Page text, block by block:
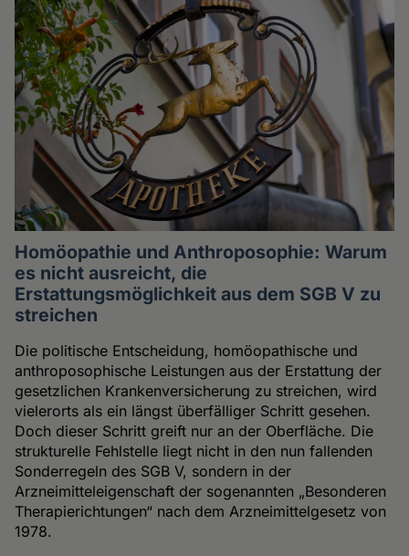
Homöopathie und Anthroposophie: Warum
es nicht ausreicht, die
Erstattungsmöglichkeit aus dem SGB V zu
streichen
Die politische Entscheidung, homöopathische und
anthroposophische Leistungen aus der Erstattung der
gesetzlichen Krankenversicherung zu streichen, wird
vielerorts als ein längst überfälliger Schritt gesehen.
Doch dieser Schritt greift nur an der Oberfläche. Die
strukturelle Fehlstelle liegt nicht in den nun fallenden
Sonderregeln des SGB V, sondern in der
Arzneimitteleigenschaft der sogenannten „Besonderen
Therapierichtungen“ nach dem Arzneimittelgesetz von
1978.